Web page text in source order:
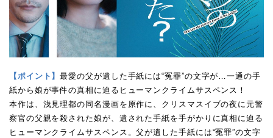
【ポイント】最愛の父が遺した手紙には“冤罪”の文字が…一通の手
紙から娘が事件の真相に迫るヒューマンクライムサスペンス！
本作は、浅見理都の同名漫画を原作に、クリスマスイブの夜に元警
察官の父親を殺された娘が、遺された手紙を手がかりに真相に迫る
ヒューマンクライムサスペンス。父が遺した手紙には“冤罪”の文字